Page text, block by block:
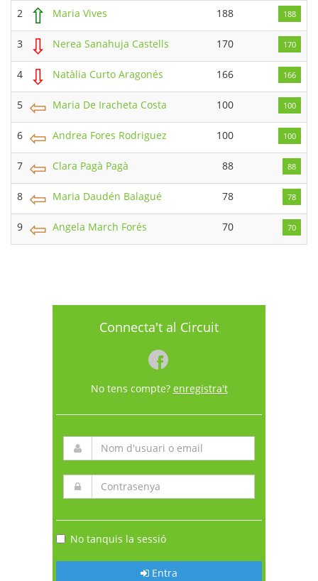
2 ⇧ Maria Vives 188 188
3 ⇩ Nerea Sanahuja Castells 170 170
4 ⇩ Natàlia Curto Aragonés 166 166
5 ⇦ Maria De Iracheta Costa 100 100
6 ⇦ Andrea Fores Rodriguez 100 100
7 ⇦ Clara Pagà Pagà 88 88
8 ⇦ Maria Daudén Balagué 78 78
9 ⇦ Angela March Forés 70 70
Connecta't al Circuit
No tens compte? enregistra't
No tanquis la sessió
Entra